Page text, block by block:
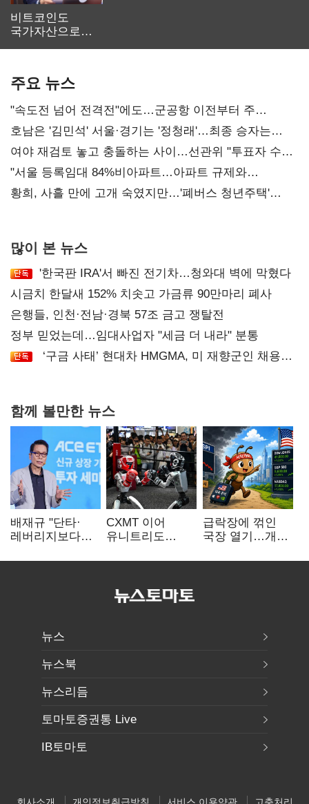
비트코인도
국가자산으로…'
주요 뉴스
"속도전 넘어 전격전"에도…군공항 이전부터 주
52시간까지 '뇌관'
호남은 '김민석' 서울·경기는 '정청래'…최종 승자는
'안갯속'
여야 재검토 놓고 충돌하는 사이…선관위 "투표자 수
오차 당연"
"서울 등록임대 84%비아파트…아파트 규제와
달리해야"
황희, 사흘 만에 고개 숙였지만…'폐버스 청년주택'
많이 본 뉴스
'한국판 IRA'서 빠진 전기차…청와대 벽에 막혔다
시금치 한달새 152% 치솟고 가금류 90만마리 폐사
은행들, 인천·전남·경북 57조 금고 쟁탈전
정부 믿었는데…임대사업자 "세금 더 내라" 분통
‘구금 사태’ 현대차 HMGMA, 미 재향군인 채용
함께 볼만한 뉴스
배재규 "단타·
레버리지보다
장기투자…
CXMT 이어
유니트리도
영향 '촉각'
급락장에 꺾인
국장 열기…개인
해외로
뉴스
뉴스북
뉴스리듬
토마토증권통 Live
IB토마토